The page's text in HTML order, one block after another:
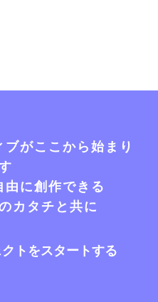
がここから始まり
に創作できる
カタチと共に
トをスタートする